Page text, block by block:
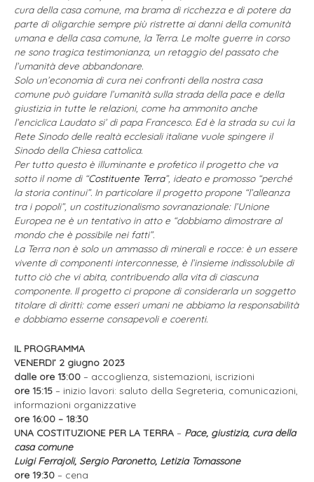
cura della casa comune, ma brama di ricchezza e di potere da
parte di oligarchie sempre più ristrette ai danni della comunità
umana e della casa comune, la Terra. Le molte guerre in corso
ne sono tragica testimonianza, un retaggio del passato che
l’umanità deve abbandonare.
Solo un’economia di cura nei confronti della nostra casa
comune può guidare l’umanità sulla strada della pace e della
giustizia in tutte le relazioni, come ha ammonito anche
l’enciclica Laudato si’ di papa Francesco. Ed è la strada su cui la
Rete Sinodo delle realtà ecclesiali italiane vuole spingere il
Sinodo della Chiesa cattolica.
Per tutto questo è illuminante e profetico il progetto che va
sotto il nome di “Costituente Terra”, ideato e promosso “perché
la storia continui”. In particolare il progetto propone “l’alleanza
tra i popoli”, un costituzionalismo sovranazionale: l’Unione
Europea ne è un tentativo in atto e “dobbiamo dimostrare al
mondo che è possibile nei fatti”.
La Terra non è solo un ammasso di minerali e rocce: è un essere
vivente di componenti interconnesse, è l’insieme indissolubile di
tutto ciò che vi abita, contribuendo alla vita di ciascuna
componente. Il progetto ci propone di considerarla un soggetto
titolare di diritti: come esseri umani ne abbiamo la responsabilità
e dobbiamo esserne consapevoli e coerenti.
IL PROGRAMMA
VENERDI’ 2 giugno 2023
dalle ore 13:00 – accoglienza, sistemazioni, iscrizioni
ore 15:15 – inizio lavori: saluto della Segreteria, comunicazioni,
informazioni organizzative
ore 16:00 – 18:30
UNA COSTITUZIONE PER LA TERRA – Pace, giustizia, cura della
casa comune
Luigi Ferrajoli, Sergio Paronetto, Letizia Tomassone
ore 19:30 – cena